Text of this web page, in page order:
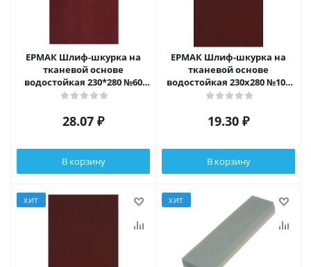
ЕРМАК Шлиф-шкурка на
тканевой основе
водостойкая 230*280 №60
(цена за 1 лист, в спайке 50
28.07 ₽
В корзину
ЕРМАК Шлиф-шкурка на
тканевой основе
водостойкая 230x280 №100
(цена за 1 лист, в спайке 50
19.30 ₽
В корзину
ХИТ ХИТ